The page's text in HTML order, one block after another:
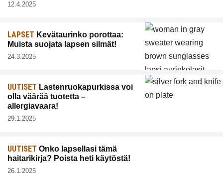
12.4.2025
LAPSET Kevätaurinko porottaa:
Muista suojata lapsen silmät!
24.3.2025
UUTISET Lastenruokapurkissa voi
olla väärää tuotetta –
allergiavaara!
29.1.2025
UUTISET Onko lapsellasi tämä
haitarikirja? Poista heti käytöstä!
26.1.2025